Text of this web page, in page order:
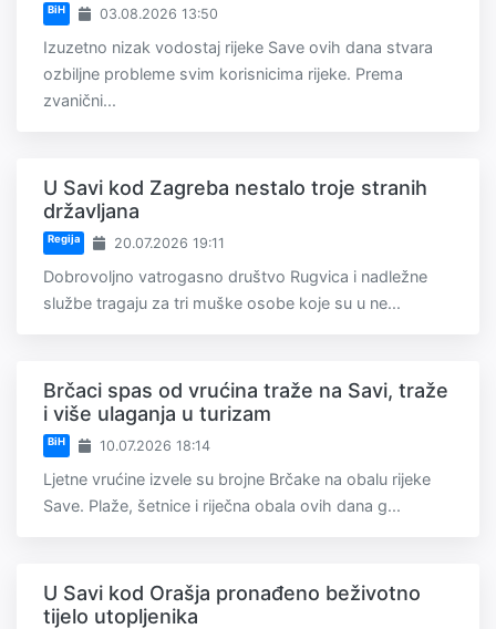
BiH 03.08.2026 13:50
Izuzetno nizak vodostaj rijeke Save ovih dana stvara
ozbiljne probleme svim korisnicima rijeke. Prema
zvanični...
U Savi kod Zagreba nestalo troje stranih
državljana
Regija 20.07.2026 19:11
Dobrovoljno vatrogasno društvo Rugvica i nadležne
službe tragaju za tri muške osobe koje su u ne...
Brčaci spas od vrućina traže na Savi, traže
i više ulaganja u turizam
BiH 10.07.2026 18:14
Ljetne vrućine izvele su brojne Brčake na obalu rijeke
Save. Plaže, šetnice i riječna obala ovih dana g...
U Savi kod Orašja pronađeno beživotno
tijelo utopljenika